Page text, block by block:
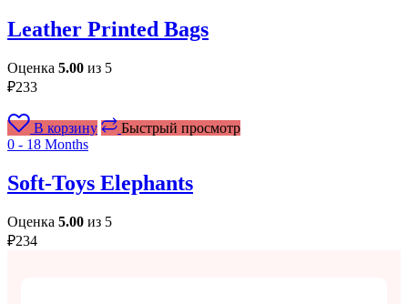
Leather Printed Bags
Оценка 5.00 из 5
₽233
В корзину
Быстрый просмотр
0 - 18 Months
Soft-Toys Elephants
Оценка 5.00 из 5
₽234